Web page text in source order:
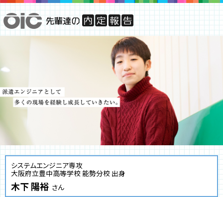
システムエンジニア専攻
大阪府立豊中高等学校 能勢分校 出身
木下 陽裕 さん